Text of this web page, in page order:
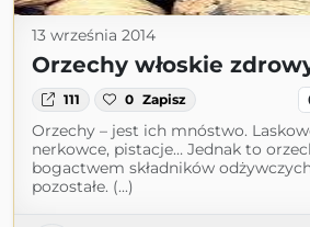
13 września 2014
Orzechy włoskie
111 0 Zapisz
Orzechy – jest ich mnóstwo.
nerkowce, pistacje… Jednak to
bogactwem składników
pozostałe. (...)